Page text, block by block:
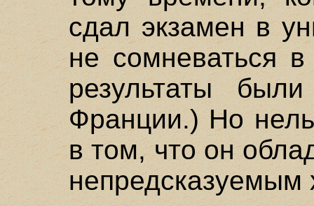
сдал экзамен в
не сомневаться в
результаты
Франции.) Но
в том, что он
непредсказуемым